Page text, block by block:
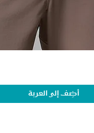
أضِف إلى العربة